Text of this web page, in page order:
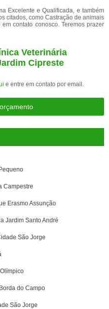
Excelente e Qualificada, e também
citados, como Castração de animais
contato conosco. Teremos prazer
Veterinária
Cipreste
e entre em contato por email.
Campestre
Erasmo Assunção
Jardim Santo André
São Jorge
do Campo
São Jorge